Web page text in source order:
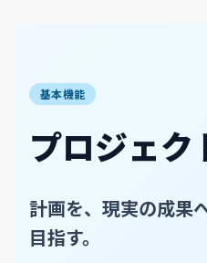
基本機能
プロジェク
計画を、現実の成果へ
目指す。